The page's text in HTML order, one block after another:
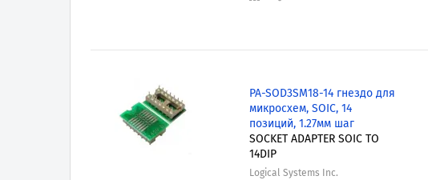
PA-SOD3SM18-14 гнездо для
микросхем, SOIC, 14
позиций, 1.27мм шаг
SOCKET ADAPTER SOIC TO
14DIP
Logical Systems Inc.